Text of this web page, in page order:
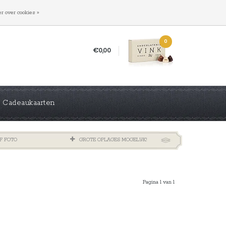
€0,00
0
Cadeaukaarten
FOTO GROTE OPLAGES MOGELIJK!
Pagina 1 van 1
over cookies »